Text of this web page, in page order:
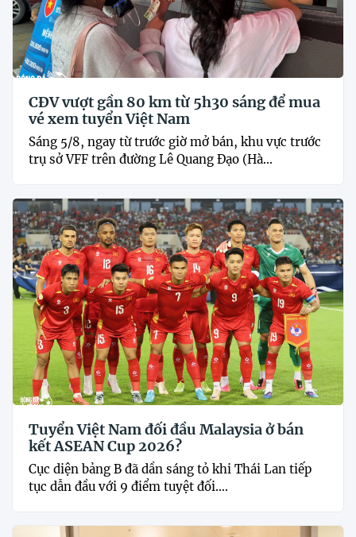
CĐV vượt gần 80 km từ 5h30 sáng để mua
vé xem tuyển Việt Nam
Sáng 5/8, ngay từ trước giờ mở bán, khu vực trước
trụ sở VFF trên đường Lê Quang Đạo (Hà...
Tuyển Việt Nam đối đầu Malaysia ở bán
kết ASEAN Cup 2026?
Cục diện bảng B đã dần sáng tỏ khi Thái Lan tiếp
tục dẫn đầu với 9 điểm tuyệt đối....